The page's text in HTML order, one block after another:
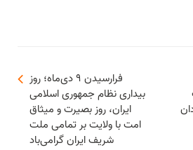
فرارسیدن ۹ دی‌ماه؛ روز
بیداری نظام جمهوری اسلامی
ایران، روز بصیرت و میثاق
امت با ولایت بر تمامی ملت
شریف ایران گرامی‌باد